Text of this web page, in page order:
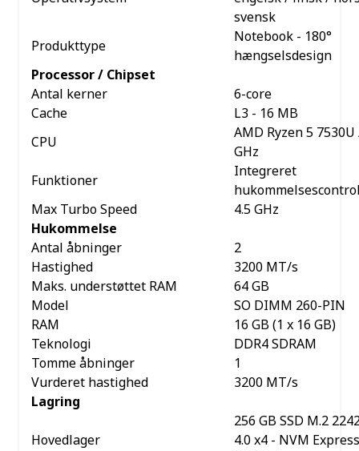
svensk
Produkttype
Notebook - 180°
hængselsdesign
Processor / Chipset
Antal kerner
6-core
Cache
L3 - 16 MB
CPU
AMD Ryzen 5 7530U
GHz
Funktioner
Integreret
Max Turbo Speed
4.5 GHz
Hukommelse
Antal åbninger
2
Hastighed
3200 MT/s
Maks. understøttet RAM
64 GB
Model
SO DIMM 260-PIN
RAM
16 GB (1 x 16 GB)
Teknologi
DDR4 SDRAM
Tomme åbninger
1
Vurderet hastighed
3200 MT/s
Lagring
Hovedlager
256 GB SSD M.2
4.0 x4 - NVM Express